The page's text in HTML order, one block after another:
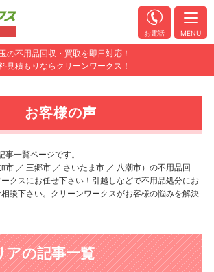
の不用品回収・買取を即日対応！
見積もりならクリーンワークス！
お電話 MENU
お客様の声
事一覧ページです。
市 ／ 三郷市 ／ さいたま市 ／ 八潮市）の不用品回
クスにお任せ下さい！引越しなどで不用品処分にお
談下さい。クリーンワークスがお客様の悩みを解決
アの記事一覧